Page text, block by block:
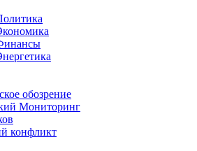
обозрение
Мониторинг
конфликт